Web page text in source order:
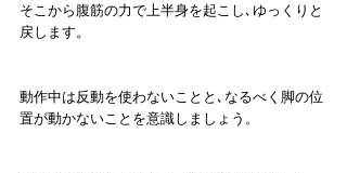
そこから腹筋の力で上半身を起こし､ゆっくりと
戻します。
動作中は反動を使わないことと､なるべく脚の位
置が動かないことを意識しましょう。